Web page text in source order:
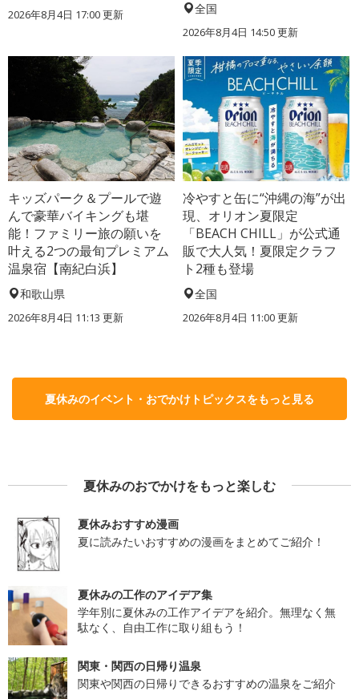
2026年8月4日 17:00更新 全国
2026年8月4日 14:50更新
キッズパーク＆プールで遊
んで豪華バイキングも堪
能！ファミリー旅の願いを
叶える2つの最旬プレミアム
温泉宿【南紀白浜】
和歌山県
2026年8月4日 11:13 更新
冷やすと缶に“沖縄の海”が出
現、オリオン夏限定
「BEACH CHILL」が公式通
販で大人気！夏限定クラフ
ト2種も登場
全国
2026年8月4日 11:00更新
夏休みのイベント・おでかけトピックスをもっと見る
夏休みのおでかけをもっと楽しむ
夏休みおすすめ漫画
夏に読みたいおすすめの漫画をまとめてご紹介！
夏休みの工作のアイデア集
学年別に夏休みの工作アイデアを紹介。無理なく無
駄なく、自由工作に取り組もう！
関東・関西の日帰り温泉
関東や関西の日帰りできるおすすめの温泉をご紹介